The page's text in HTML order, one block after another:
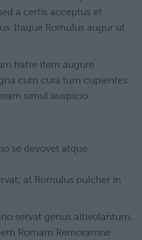
a certis acceptus et
Itaque Romulus augur ut
fratre item augure
cum cura tum cupientes
simul auspicio
se devovet atque
at Romulus pulcher in
servat genus altivolantum.
Romam Remoramne